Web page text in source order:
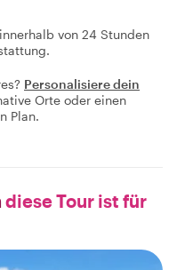
von 24 Stunden
Personalisiere dein
Orte oder einen
Plan.
diese Tour ist für